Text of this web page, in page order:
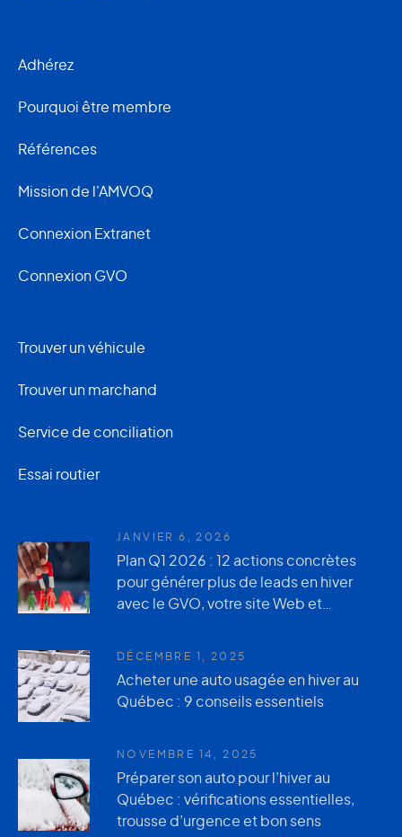
Adhérez
Pourquoi être membre
Références
Mission de l'AMVOQ
Connexion Extranet
Connexion GVO
Trouver un véhicule
Trouver un marchand
Service de conciliation
Essai routier
JANVIER 6, 2026
Plan Q1 2026 : 12 actions concrètes
pour générer plus de leads en hiver
avec le GVO, votre site Web et
DÉCEMBRE 1, 2025
Acheter une auto usagée en hiver au
Québec : 9 conseils essentiels
NOVEMBRE 14, 2025
Préparer son auto pour l’hiver au
Québec : vérifications essentielles,
trousse d’urgence et bon sens